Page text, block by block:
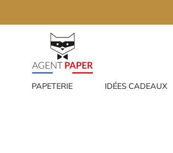
PAPETERIE IDÉES CADEAUX